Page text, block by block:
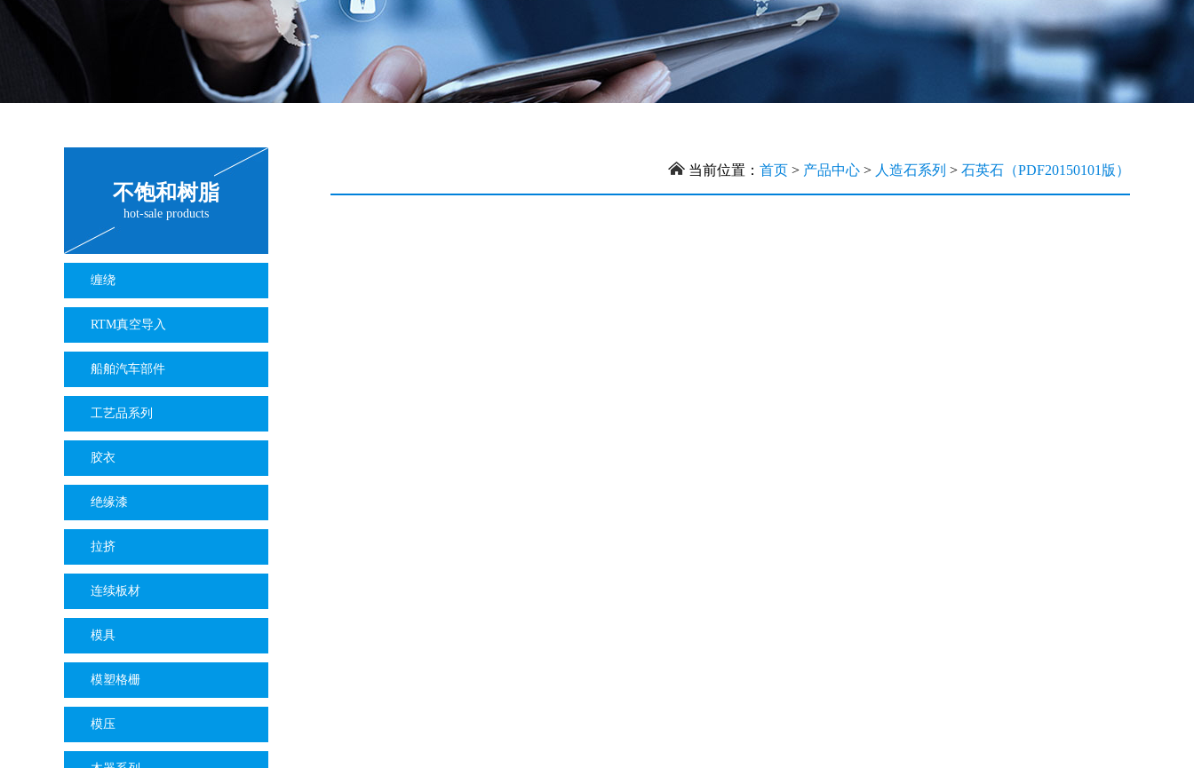
不饱和树脂
hot-sale products
缠绕
RTM真空导入
船舶汽车部件
工艺品系列
胶衣
绝缘漆
拉挤
连续板材
模具
模塑格栅
模压
当前位置： 首页 > 产品中心 > 人造石系列 > 石英石（PDF20150101版）